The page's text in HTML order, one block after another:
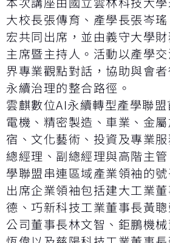
大校長張傳育、產學長張岑
宏共同出席，並由義守大學
主席暨主持人。活動以產學
界專業觀點對話，協助與會
永續治理的整合路徑。
雲麒數位AI永續轉型產學聯
電機、精密製造、車業、金
宿、文化藝術、投資及專業
總經理、副總經理與高階主
學聯盟串連區域產業領袖的號
出席企業領袖包括建大工業
德、巧新科技工業董事長黃
公司董事長林文智、鉅鵬機